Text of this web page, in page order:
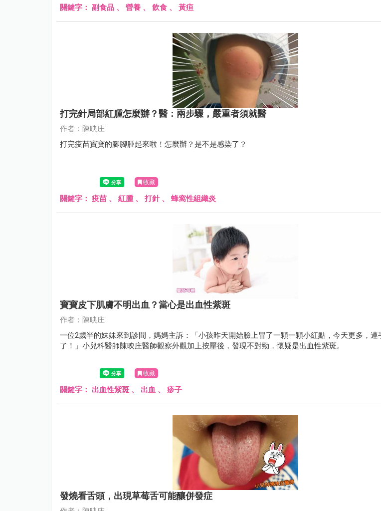
關鍵字： 副食品 、 營養 、 飲食 、 黃疸
打完針局部紅腫怎麼辦？醫：兩步驟，嚴重者須就醫
作者：陳映庄
打完疫苗寶寶的腳腳腫起來啦！怎麼辦？是不是感染了？
收藏
關鍵字： 疫苗 、 紅腫、 打針 、 蜂窩性組織炎
寶寶皮下肌膚不明出血？當心是出血性紫斑
作者：陳映庄
一位2歲半的妹妹來到診間，媽媽主訴：「小孩昨天開始臉上冒了一顆一顆小紅點，今天更多，連
了！」小兒科醫師陳映庄醫師觀察外觀加上按壓後，發現不對勁，懷疑是出血性紫斑。
收藏
關鍵字： 出血性紫斑 、 出血 、 疹子
發燒看舌頭，出現草莓舌可能釀併發症